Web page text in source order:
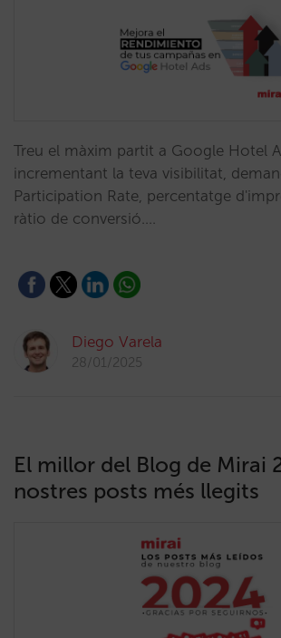
Treu el màxim partit a Google Hotel
incrementant la teva visibilitat,
Participation Rate, percentatge
ràtio de conversió.…
Diego Varela
28/01/2025
El millor del Blog de Mirai
nostres posts més llegits